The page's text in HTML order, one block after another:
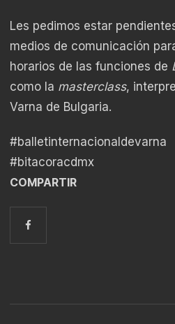
Les pedimos estar
medios de comunicación
horarios de las funciones de
como la masterclass,
Varna de Bulgaria.
#balletinternacionaldevarna
#bitacoracdmx
COMPARTIR